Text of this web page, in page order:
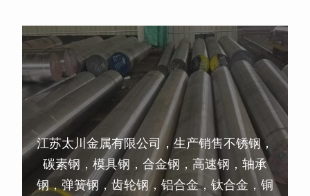
江苏太川金属有限公司，生产销售不锈钢，
碳素钢，模具钢，合金钢，高速钢，轴承
钢，弹簧钢，齿轮钢，铝合金，钛合金，铜